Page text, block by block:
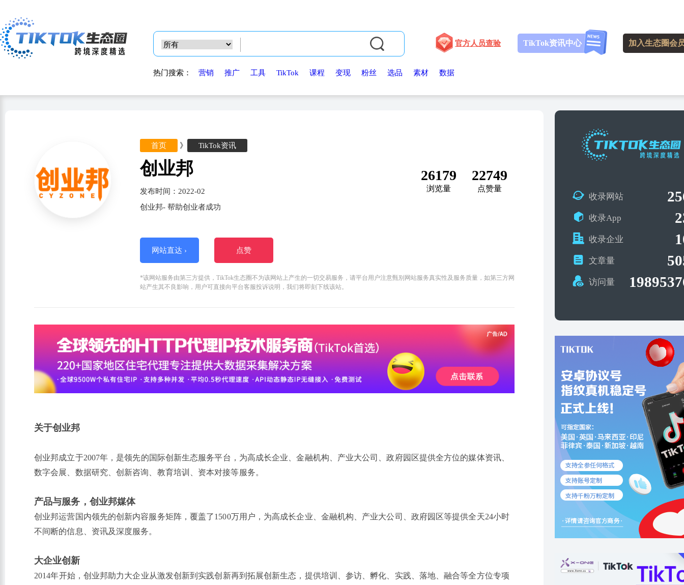
热门搜索： 营销 推广 工具 TikTok 课程 变现 粉丝 选品 素材 数据
官方人员查验 TikTok资讯中心 加入生态圈会
首页 》 TikTok资讯
创业邦
发布时间：2022-02
创业邦- 帮助创业者成功
26179
浏览量
22749
点赞量
网站直达 › 点赞
*该网站服务由第三方提供，TikTok生态圈不为该网站上产生的一切交易服务，请平台用户注意甄别网站服务真实性及服务质量，如第三方网
站产生其不良影响，用户可直接向平台客服投诉说明，我们将即刻下线该站。
关于创业邦
创业邦成立于2007年，是领先的国际创新生态服务平台，为高成长企业、金融机构、产业大公司、政府园区提供全方位的媒体资讯、
数字会展、数据研究、创新咨询、教育培训、资本对接等服务。
产品与服务， 创业邦媒体
创业邦运营国内领先的创新内容服务矩阵，覆盖了1500万用户，为高成长企业、金融机构、产业大公司、政府园区等提供全天24小时
不间断的信息、资讯及深度服务。
大企业创新
2014年开始，创业邦助力大企业从激发创新到实践创新再到拓展创新生态，提供培训、参访、孵化、实践、落地、融合等全方位专项
收录网站
收录App
收录企业
文章量
访问量